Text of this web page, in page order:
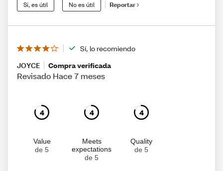
Sí, es útil No es útil Reportar
Sí, lo recomiendo
JOYCE
Compra verificada
Revisado Hace 7 meses
4
Value
de 5
4
Meets
expectations
de 5
4
Quality
de 5